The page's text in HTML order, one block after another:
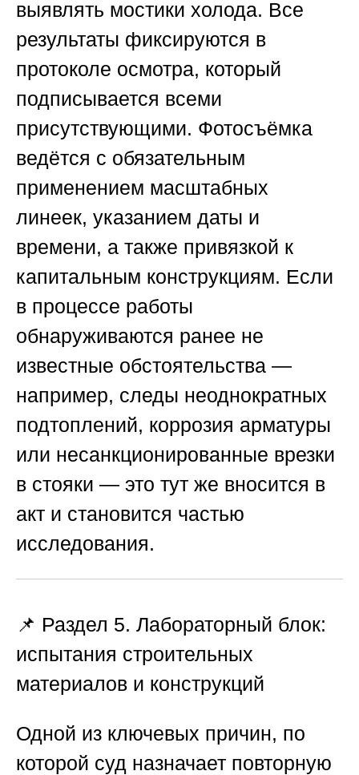
выявлять мостики холода. Все
результаты фиксируются в
протоколе осмотра, который
подписывается всеми
присутствующими. Фотосъёмка
ведётся с обязательным
применением масштабных
линеек, указанием даты и
времени, а также привязкой к
капитальным конструкциям. Если
в процессе работы
обнаруживаются ранее не
известные обстоятельства —
например, следы неоднократных
подтоплений, коррозия арматуры
или несанкционированные врезки
в стояки — это тут же вносится в
акт и становится частью
исследования.
📌 Раздел 5. Лабораторный блок:
испытания строительных
материалов и конструкций
Одной из ключевых причин, по
которой суд назначает повторную